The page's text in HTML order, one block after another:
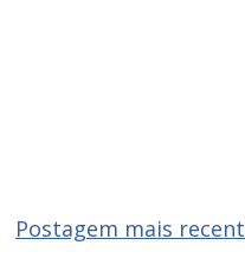
Postagem mais